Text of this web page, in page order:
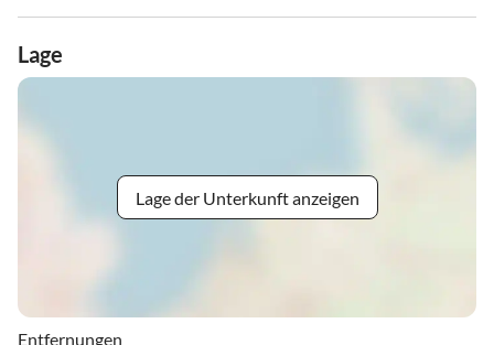
Lage
Lage der Unterkunft anzeigen
Entfernungen